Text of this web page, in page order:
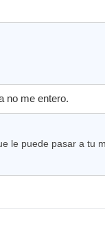
no me entero.
le puede pasar a tu